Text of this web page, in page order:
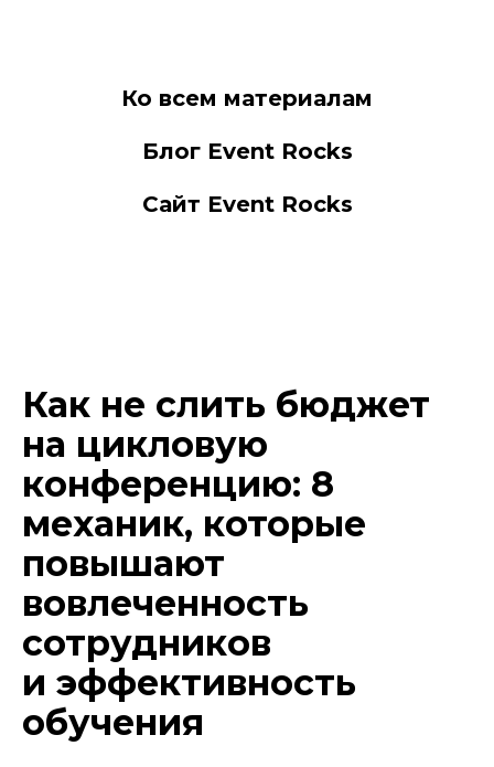
Ко всем материалам
Блог Event Rocks
Сайт Event Rocks
Как не слить бюджет
на цикловую
конференцию: 8
механик, которые
повышают
вовлеченность
сотрудников
и эффективность
обучения